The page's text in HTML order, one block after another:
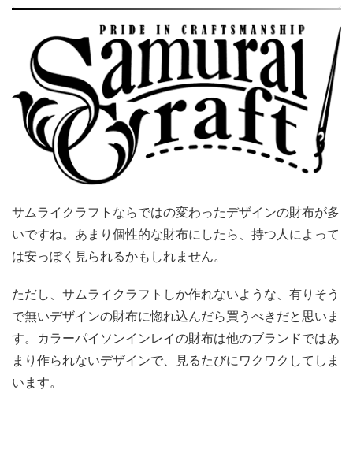
サムライクラフトならではの変わったデザインの財布が多
いですね。あまり個性的な財布にしたら、持つ人によって
は安っぽく見られるかもしれません。
ただし、サムライクラフトしか作れないような、有りそう
で無いデザインの財布に惚れ込んだら買うべきだと思いま
す。カラーパイソンインレイの財布は他のブランドではあ
まり作られないデザインで、見るたびにワクワクしてしま
います。